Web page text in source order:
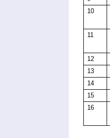
10
11
12
13
14
15
16